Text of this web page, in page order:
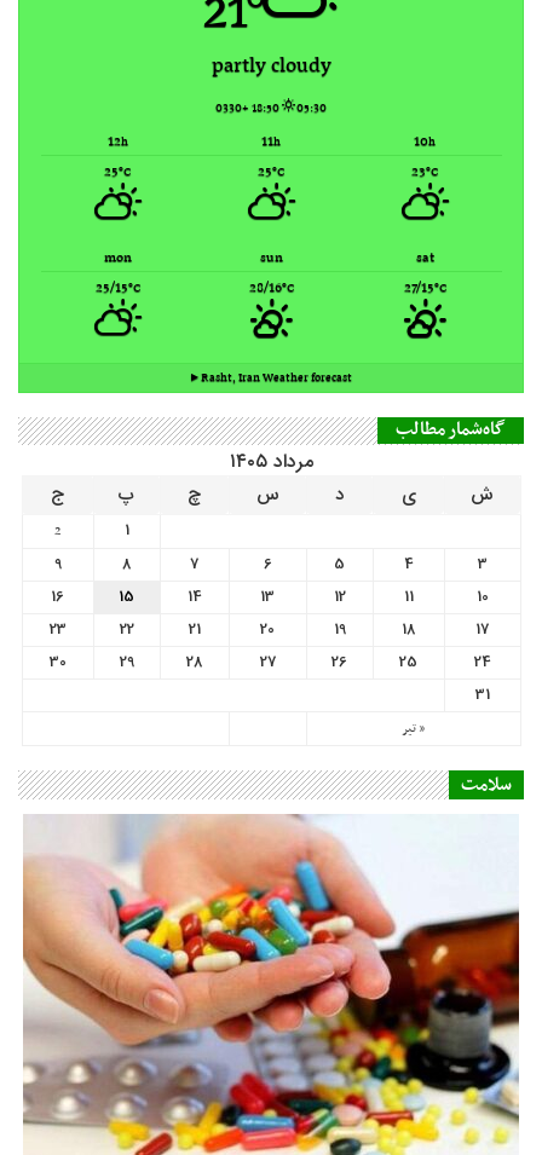
partly cloudy
05:30
18:50 +0330
10h
11h
12h
23°C
25°C
25°C
sat
sun
mon
27/15°C
28/16°C
25/15°C
Weather forecast
Rasht, Iran ▸
گاه‌شمار مطالب
مرداد ۱۴۰۵
ش ی د س چ پ ج
« تیر
1
2
3
4
5
6
7
8
9
10
11
12
13
14
15
16
17
18
19
20
21
22
23
24
25
26
27
28
29
30
31
سلامت